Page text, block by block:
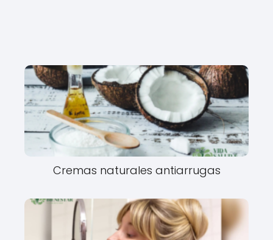
Cremas naturales antiarrugas